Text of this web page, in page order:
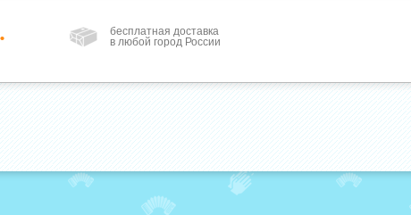
бесплатная доставка
в любой город России